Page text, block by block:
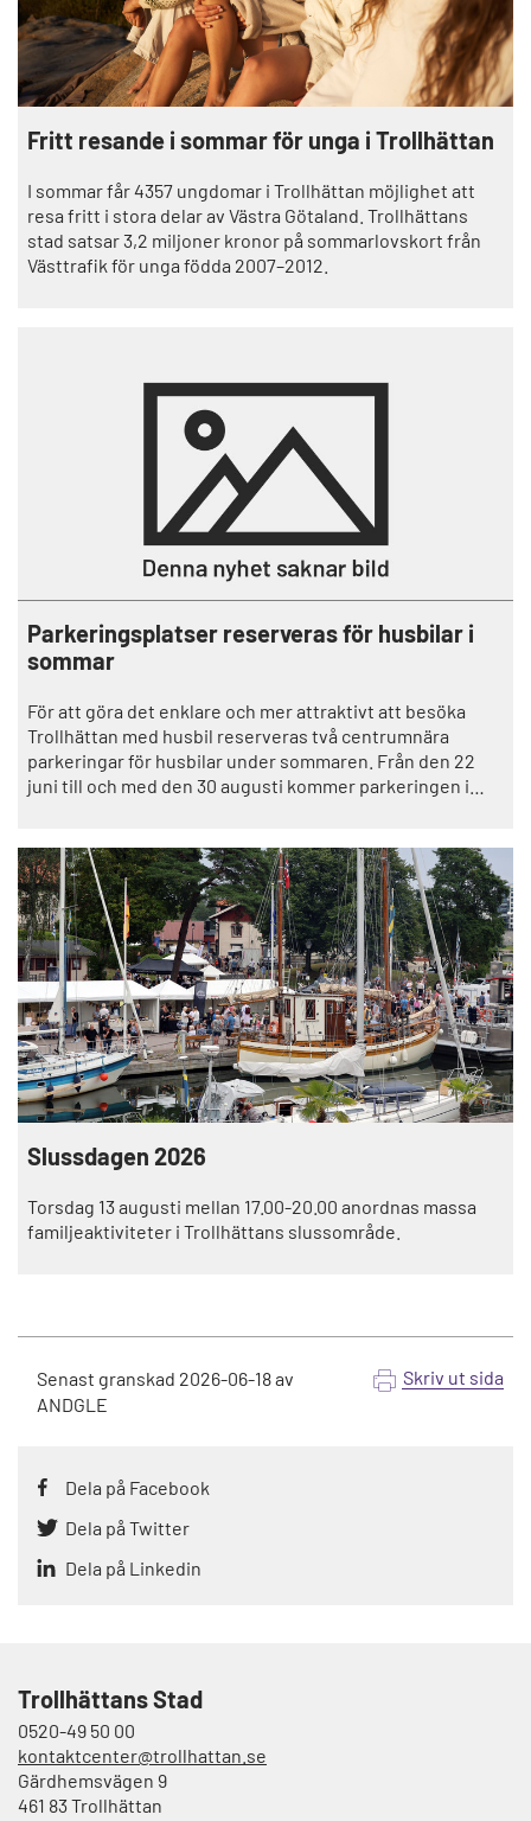
Fritt resande i sommar för unga i Trollhättan
I sommar får 4357 ungdomar i Trollhättan möjlighet att
resa fritt i stora delar av Västra Götaland. Trollhättans
stad satsar 3,2 miljoner kronor på sommarlovskort från
Västtrafik för unga födda 2007–2012.
Parkeringsplatser reserveras för husbilar i
sommar
För att göra det enklare och mer attraktivt att besöka
Trollhättan med husbil reserveras två centrumnära
parkeringar för husbilar under sommaren. Från den 22
juni till och med den 30 augusti kommer parkeringen i
Slussdagen 2026
Torsdag 13 augusti mellan 17.00-20.00 anordnas massa
familjeaktiviteter i Trollhättans slussområde.
Senast granskad 2026-06-18av
ANDGLE
Skriv ut sida
Dela på Facebook
Dela på Twitter
Dela på Linkedin
Trollhättans Stad
0520-49 50 00
kontaktcenter@trollhattan.se
Gärdhemsvägen 9
461 83 Trollhättan